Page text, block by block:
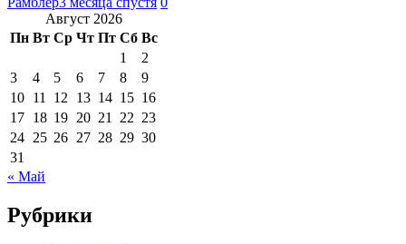
Август 2026
Пн Вт Ср Чт Пт Сб Вс
1
2
3
4 5 6 7 8
9
10 11 12 13 14 15 16
17 18 19 20 21 22 23
24 25 26 27 28 29 30
31
« Май
Рубрики